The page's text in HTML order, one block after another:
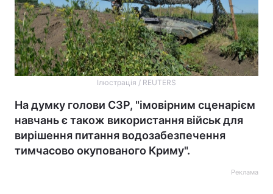
Ілюстрація / REUTERS
На думку голови СЗР, "імовірним сценарієм
навчань є також використання військ для
вирішення питання водозабезпечення
тимчасово окупованого Криму".
Реклама